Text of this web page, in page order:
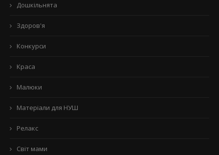
Дошкільнята
Здоров'я
Конкурси
Краса
Малюки
Матеріали для НУШ
Релакс
Світ мами